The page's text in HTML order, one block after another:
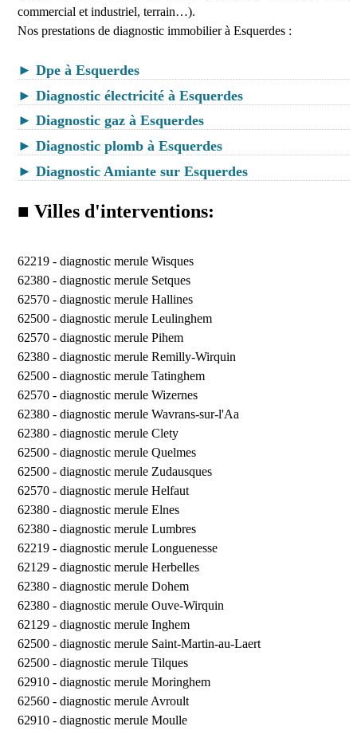
commercial et industriel, terrain…).
Nos prestations de diagnostic immobilier à Esquerdes :
► Dpe à Esquerdes
► Diagnostic électricité à Esquerdes
► Diagnostic gaz à Esquerdes
► Diagnostic plomb à Esquerdes
► Diagnostic Amiante sur Esquerdes
■ Villes d'interventions:
62219 - diagnostic merule Wisques
62380 - diagnostic merule Setques
62570 - diagnostic merule Hallines
62500 - diagnostic merule Leulinghem
62570 - diagnostic merule Pihem
62380 - diagnostic merule Remilly-Wirquin
62500 - diagnostic merule Tatinghem
62570 - diagnostic merule Wizernes
62380 - diagnostic merule Wavrans-sur-l'Aa
62380 - diagnostic merule Clety
62500 - diagnostic merule Quelmes
62500 - diagnostic merule Zudausques
62570 - diagnostic merule Helfaut
62380 - diagnostic merule Elnes
62380 - diagnostic merule Lumbres
62219 - diagnostic merule Longuenesse
62129 - diagnostic merule Herbelles
62380 - diagnostic merule Dohem
62380 - diagnostic merule Ouve-Wirquin
62129 - diagnostic merule Inghem
62500 - diagnostic merule Saint-Martin-au-Laert
62500 - diagnostic merule Tilques
62910 - diagnostic merule Moringhem
62560 - diagnostic merule Avroult
62910 - diagnostic merule Moulle